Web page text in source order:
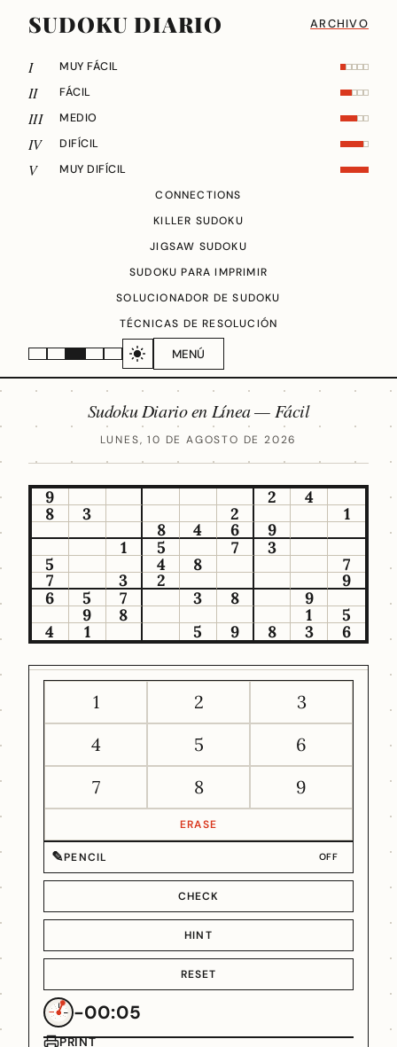
SUDOKU DIARIO ARCHIVO
MENÚ
I MUY FÁCIL
II FÁCIL
III MEDIO
IV DIFÍCIL
V
MUY DIFÍCIL
CONNECTIONS
KILLER SUDOKU
JIGSAW SUDOKU
SUDOKU PARA IMPRIMIR
SOLUCIONADOR DE SUDOKU
TÉCNICAS DE RESOLUCIÓN
Sudoku Diario en Línea — Fácil
LUNES, 10 DE AGOSTO DE 2026
9 2
4
8
3 2
1
8
4 6
9
1
5 7
3
5
4 8
7
7
3 2
9
6
5 7 3 8
9
9
8 1
5
4
1 5 9 8 3 6
1 2
3
4
5
6
7
8 9
ERASE
✎PENCIL OFF
CHECK
HINT
RESET
-00:05
PRINT